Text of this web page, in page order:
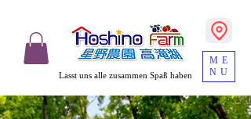
Lasst uns alle zusammen Spaß haben
ME
NU